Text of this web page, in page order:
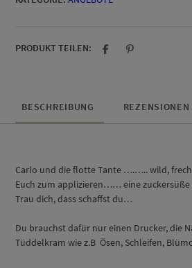
PRODUKT TEILEN:
BESCHREIBUNG
Carlo und die flotte Tante ….….. wild,
Euch zum applizieren…… eine
Trau dich, dass schaffst du…
Du brauchst dafür nur einen Drucker, die
Tüddelkram wie z.B Ösen, Schleifen,